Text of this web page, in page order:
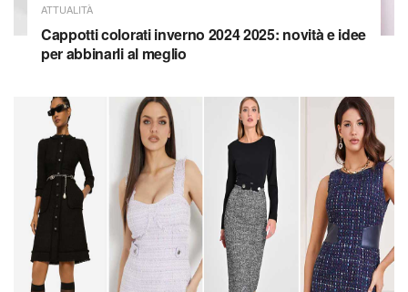
ATTUALITÀ
Cappotti colorati inverno 2024 2025: novità e idee
per abbinarli al meglio